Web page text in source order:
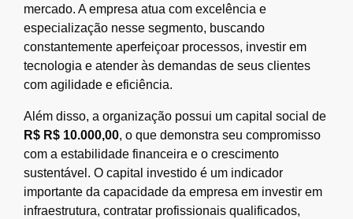
mercado. A empresa atua com excelência e
especialização nesse segmento, buscando
constantemente aperfeiçoar processos, investir em
tecnologia e atender às demandas de seus clientes
com agilidade e eficiência.
Além disso, a organização possui um capital social de
R$ R$ 10.000,00, o que demonstra seu compromisso
com a estabilidade financeira e o crescimento
sustentável. O capital investido é um indicador
importante da capacidade da empresa em investir em
infraestrutura, contratar profissionais qualificados,